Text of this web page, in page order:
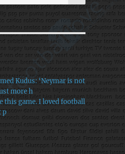
Kudus: ‘Neymar is not
more h
this game. I loved football
p